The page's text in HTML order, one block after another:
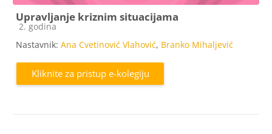
Upravljanje kriznim situacijama
Kategorija e-kolegija
2. godina
Nastavnik: Ana Cvetinović Vlahović, Branko Mihaljević
Kliknite za pristup e-kolegiju